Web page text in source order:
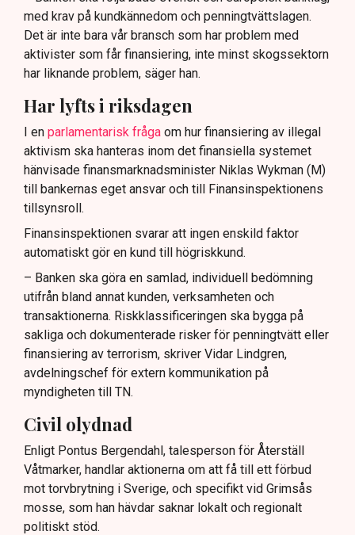
med krav på kundkännedom och penningtvättslagen.
Det är inte bara vår bransch som har problem med
aktivister som får finansiering, inte minst skogssektorn
har liknande problem, säger han.
Har lyfts i riksdagen
I en parlamentarisk fråga om hur finansiering av illegal
aktivism ska hanteras inom det finansiella systemet
hänvisade finansmarknadsminister Niklas Wykman (M)
till bankernas eget ansvar och till Finansinspektionens
tillsynsroll.
Finansinspektionen svarar att ingen enskild faktor
automatiskt gör en kund till högriskkund.
– Banken ska göra en samlad, individuell bedömning
utifrån bland annat kunden, verksamheten och
transaktionerna. Riskklassificeringen ska bygga på
sakliga och dokumenterade risker för penningtvätt eller
finansiering av terrorism, skriver Vidar Lindgren,
avdelningschef för extern kommunikation på
myndigheten till TN.
Civil olydnad
Enligt Pontus Bergendahl, talesperson för Återställ
Våtmarker, handlar aktionerna om att få till ett förbud
mot torvbrytning i Sverige, och specifikt vid Grimsås
mosse, som han hävdar saknar lokalt och regionalt
politiskt stöd.